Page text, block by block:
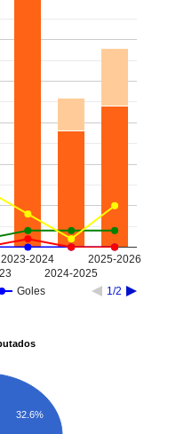
Goles 1/2
2023-2024
2024-2025
2025-2026
32.6%